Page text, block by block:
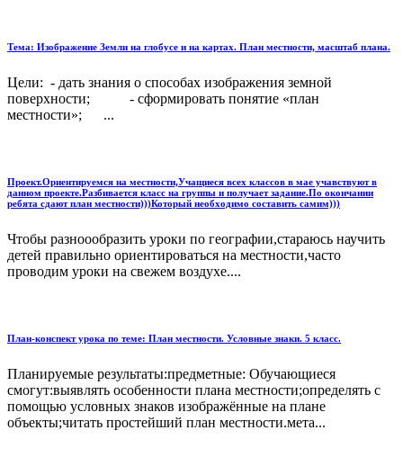
Тема: Изображение Земли на глобусе и на картах. План местности, масштаб плана.
Цели: - дать знания о способах изображения земной
поверхности; - сформировать понятие «план
местности»; ...
Проект.Ориентируемся на местности,Учащиеся всех классов в мае учавствуют в
данном проекте.Разбивается класс на группы и получает задание.По окончании
ребята сдают план местности)))Который необходимо составить самим)))
Чтобы разноообразить уроки по географии,стараюсь научить
детей правильно ориентироваться на местности,часто
проводим уроки на свежем воздухе....
План-конспект урока по теме: План местности. Условные знаки. 5 класс.
Планируемые результаты:предметные: Обучающиеся
смогут:выявлять особенности плана местности;определять с
помощью условных знаков изображённые на плане
объекты;читать простейший план местности.мета...